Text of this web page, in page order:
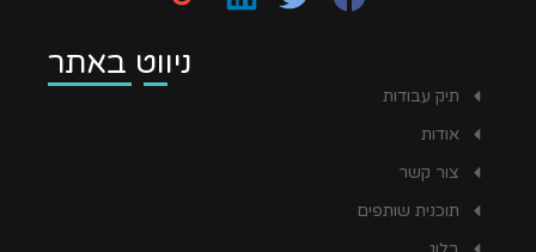
ניווט באתר
תיק עבודות
אודות
צור קשר
תוכנית שותפים